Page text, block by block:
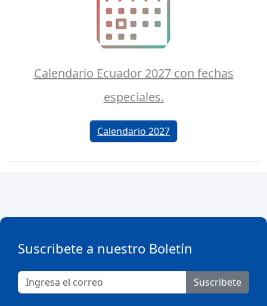
Calendario Ecuador 2027 con fechas
especiales.
Calendario 2027
Suscribete a nuestro Boletín
Suscribete